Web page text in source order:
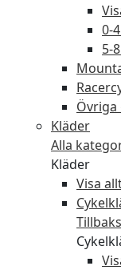
0-
5-
Övriga
Kläder
Alla
Kläder
Visa